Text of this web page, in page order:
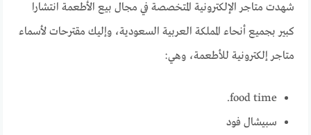
شهدت متاجر الإلكترونية المتخصصة في مجال بيع الأطعمة انتشارا
كبير بجميع أنحاء المملكة العربية السعودية، وإليك مقترحات لأسماء
متاجر إلكترونية للأطعمة، وهي:
food time.
سبيشال فود